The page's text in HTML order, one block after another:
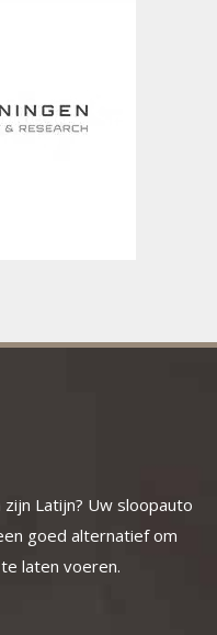
Latijn? Uw sloopauto
goed alternatief om
laten voeren.